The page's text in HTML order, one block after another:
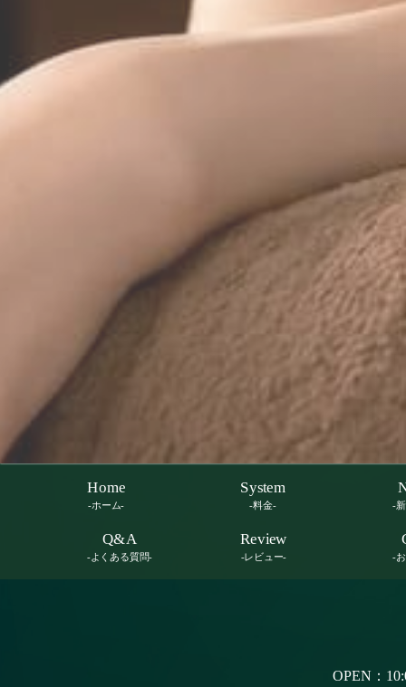
Home
-ホーム-
System
-料金- -
Q&A
-よくある質問-
Review
-レビュー- -
OPEN：